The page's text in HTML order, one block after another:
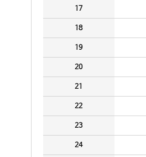
17
18
19
20
21
22
23
24